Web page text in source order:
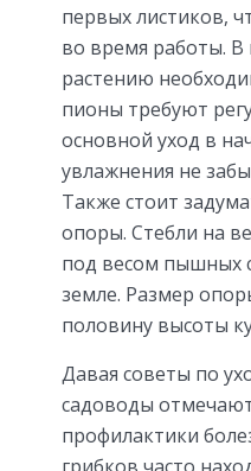
первых листиков,
во время работы. В
растению
пионы требуют
основной уход в
увлажнения не
Также стоит
опоры. Стебли на
под весом пышных
земле. Размер
половину высоты
Давая советы по
садоводы
профилактики